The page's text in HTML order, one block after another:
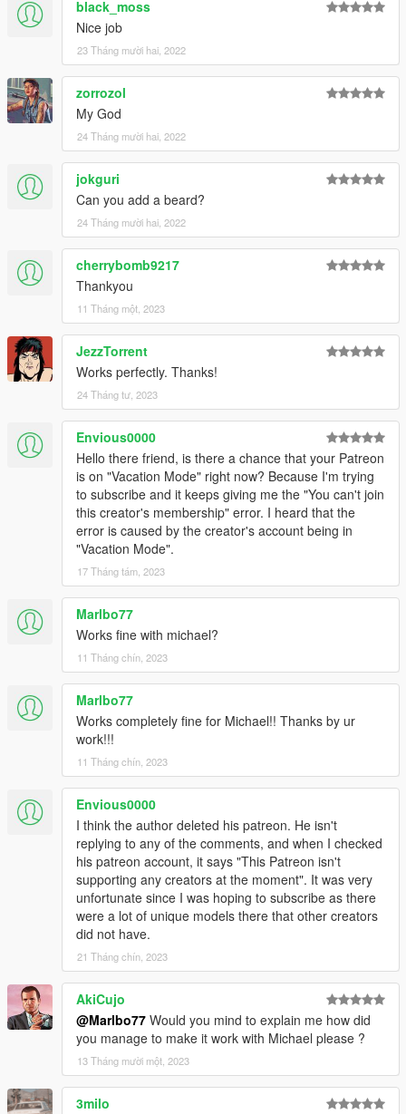
black_moss
Nice job
23 Tháng mười hai, 2022
zorrozol
My God
24 Tháng mười hai, 2022
jokguri
Can you add a beard?
24 Tháng mười hai, 2022
cherrybomb9217
Thankyou
11 Tháng một, 2023
JezzTorrent
Works perfectly. Thanks!
24 Tháng tư, 2023
Envious0000
Hello there friend, is there a chance that your Patreon
is on "Vacation Mode" right now? Because I'm trying
to subscribe and it keeps giving me the "You can't join
this creator's membership" error. I heard that the
error is caused by the creator's account being in
"Vacation Mode".
17 Tháng tám, 2023
Marlbo77
Works fine with michael?
11 Tháng chín, 2023
Marlbo77
Works completely fine for Michael!! Thanks by ur
work!!!
11 Tháng chín, 2023
Envious0000
I think the author deleted his patreon. He isn't
replying to any of the comments, and when I checked
his patreon account, it says "This Patreon isn't
supporting any creators at the moment". It was very
unfortunate since I was hoping to subscribe as there
were a lot of unique models there that other creators
did not have.
21 Tháng chín, 2023
AkiCujo
@Marlbo77 Would you mind to explain me how did
you manage to make it work with Michael please ?
13 Tháng mười một, 2023
3milo